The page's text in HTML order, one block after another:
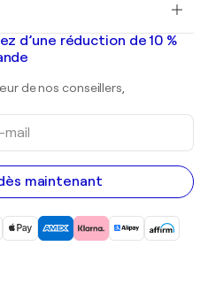
d’une réduction de 10 %
de nos conseillers,
maintenant